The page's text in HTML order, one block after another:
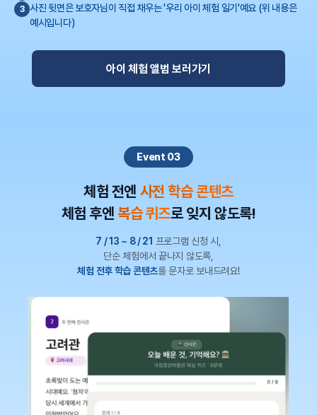
3
사진 뒷면은 보호자님이 직접 채우는 '우리 아이 체험 일기'예요 (위 내용은
예시입니다)
아이 체험 앨범 보러가기
Event 03
체험 전엔 사전 학습 콘텐츠
체험 후엔 복습 퀴즈로 잊지 않도록!
7 / 13 ~ 8 / 21 프로그램 신청 시,
체험 전후 학습 콘텐츠를 문자로 보내드려요!